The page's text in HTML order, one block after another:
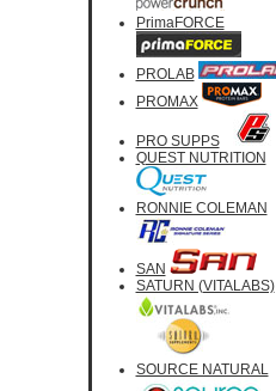
PrimaFORCE
PROLAB
PROMAX
PRO SUPPS
QUEST NUTRITION
RONNIE COLEMAN
SAN
SATURN (VITALABS)
SOURCE NATURAL